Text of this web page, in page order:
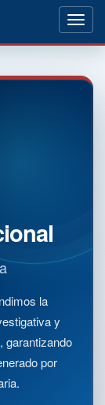
la
y
garantizando
por